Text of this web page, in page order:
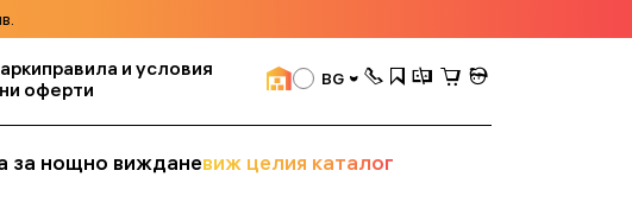
правила и условия
оферти BG
за нощно вижданевиж целия каталог